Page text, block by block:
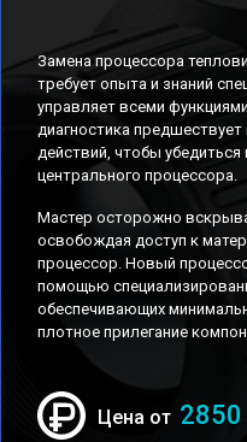
Замена процессора
требует опыта и знаний
управляет всеми
диагностика
действий, чтобы
центрального процессора.
Мастер осторожно
освобождая доступ к
процессор. Новый
помощью
обеспечивающих
плотное прилегание
Цена от 2850